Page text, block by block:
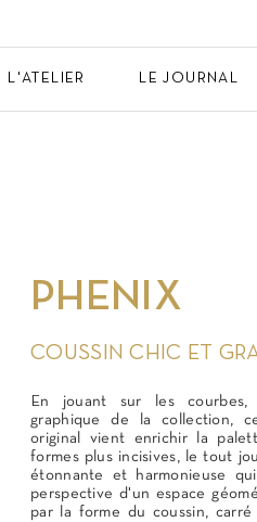
L'ATELIER LE JOURNAL
PHENIX
COUSSIN CHIC ET
En jouant sur les courbes,
graphique de la collection,
original vient enrichir la
formes plus incisives, le tout
étonnante et harmonieuse
perspective d'un espace
par la forme du coussin, carré